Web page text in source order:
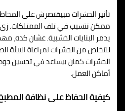
تأثير الحشرات مبيقتصرش على
ممكن تتسبب في تلف الممتلكات. زى
يدمر البنايات الخشبية. عشان كده،
للتخلص من الحشرات لمراعاة البيئة
الحشرات كمان بيساعد في تحسين جودة
أماكن العمل.
كيفية الحفاظ على نظافة